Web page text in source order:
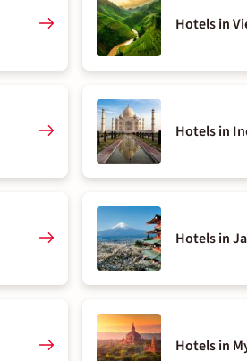
Hotels in
Hotels in
Hotels in
Hotels in